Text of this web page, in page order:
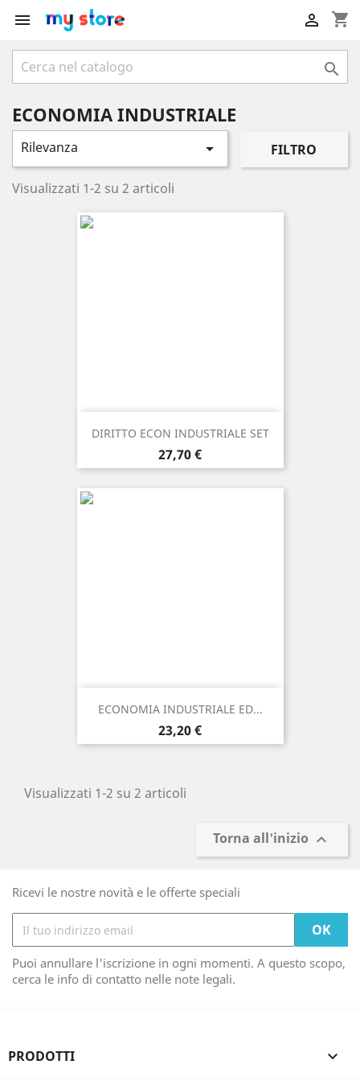
 shopping_cart


ECONOMIA INDUSTRIALE
Rilevanza  FILTRO
Visualizzati 1-2 su 2 articoli
DIRITTO ECON INDUSTRIALE SET
Prezzo
27,70 €
ECONOMIA INDUSTRIALE ED...
Prezzo
23,20 €
Visualizzati 1-2 su 2 articoli
Torna all'inizio 
Ricevi le nostre novità e le offerte speciali
Puoi annullare l'iscrizione in ogni momenti. A questo scopo,
cerca le info di contatto nelle note legali.
PRODOTTI 